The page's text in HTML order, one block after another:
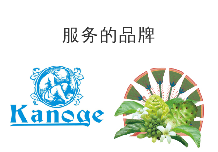
服务的品牌